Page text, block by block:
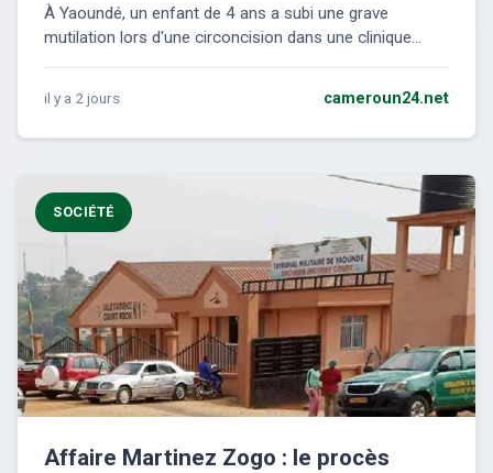
À Yaoundé, un enfant de 4 ans a subi une grave
mutilation lors d'une circoncision dans une clinique...
il y a 2 jours cameroun24.net
SOCIÉTÉ
Affaire Martinez Zogo : le procès